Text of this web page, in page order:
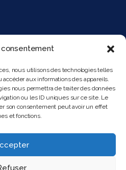
nous utilisons des technologies telles
aux informations des appareils.
nous permettra de traiter des données
ou les ID uniques sur ce site. Le
son consentement peut avoir un effet
et fonctions.
Paris France